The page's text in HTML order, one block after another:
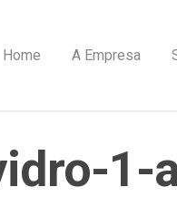
Home A Empresa
1-